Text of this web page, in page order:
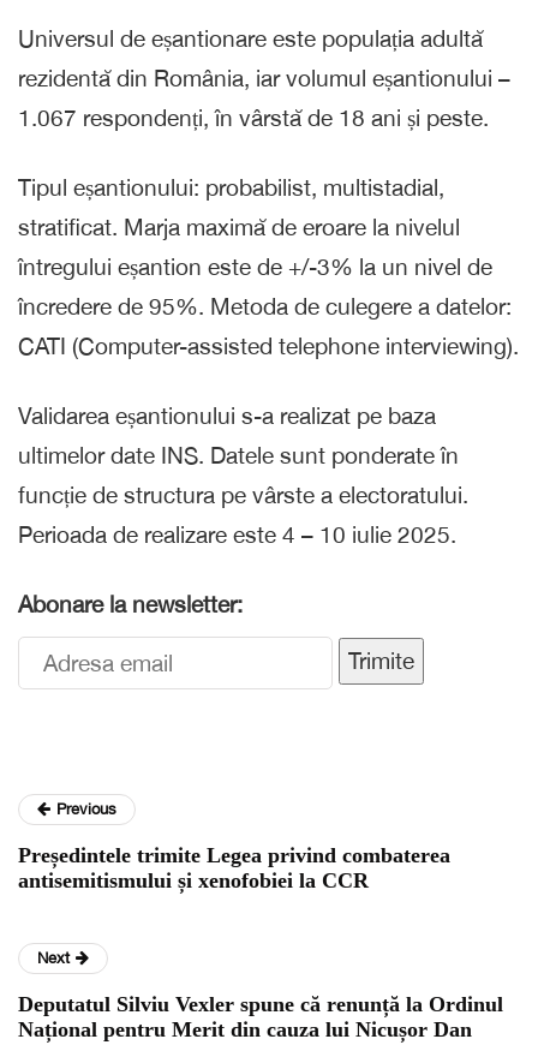
Universul de eșantionare este populația adultă
rezidentă din România, iar volumul eșantionului –
1.067 respondenți, în vârstă de 18 ani și peste.
Tipul eșantionului: probabilist, multistadial,
stratificat. Marja maximă de eroare la nivelul
întregului eșantion este de +/-3% la un nivel de
încredere de 95%. Metoda de culegere a datelor:
CATI (Computer-assisted telephone interviewing).
Validarea eșantionului s-a realizat pe baza
ultimelor date INS. Datele sunt ponderate în
funcție de structura pe vârste a electoratului.
Perioada de realizare este 4 – 10 iulie 2025.
Abonare la newsletter:
Trimite
Previous
Președintele trimite Legea privind combaterea
antisemitismului și xenofobiei la CCR
Next
Deputatul Silviu Vexler spune că renunță la Ordinul
Național pentru Merit din cauza lui Nicușor Dan